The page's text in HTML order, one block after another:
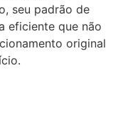
seu padrão de
eficiente que não
original